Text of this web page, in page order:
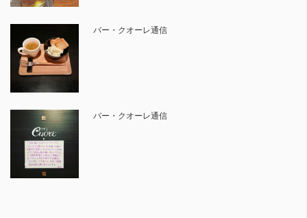
バー・クオーレ通信
バー・クオーレ通信